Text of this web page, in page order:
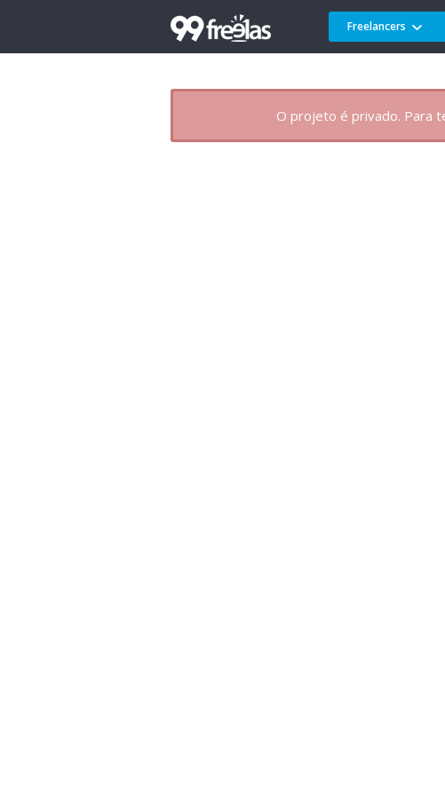
Freelancers
O projeto é privado. Para